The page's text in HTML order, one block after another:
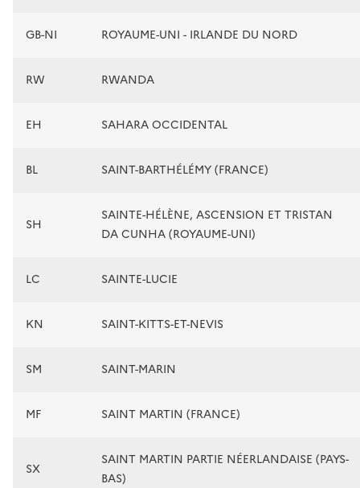
GB-NI ROYAUME-UNI - IRLANDE DU NORD
RW RWANDA
EH SAHARA OCCIDENTAL
BL SAINT-BARTHÉLÉMY (FRANCE)
SH
SAINTE-HÉLÈNE, ASCENSION ET TRISTAN
DA CUNHA (ROYAUME-UNI)
LC SAINTE-LUCIE
KN SAINT-KITTS-ET-NEVIS
SM SAINT-MARIN
MF SAINT MARTIN (FRANCE)
SX
SAINT MARTIN PARTIE NÉERLANDAISE (PAYS-
BAS)